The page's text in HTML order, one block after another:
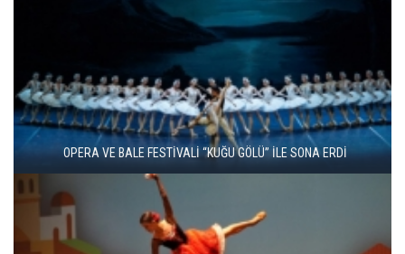
16. ULUSLARARASI İSTANBUL OPERA VE BALE FESTİVALİ
“KÜLKEDİSİ” İLE BAŞLADI